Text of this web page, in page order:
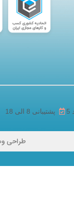
پشتیبانی 8 الی 18
طراحی